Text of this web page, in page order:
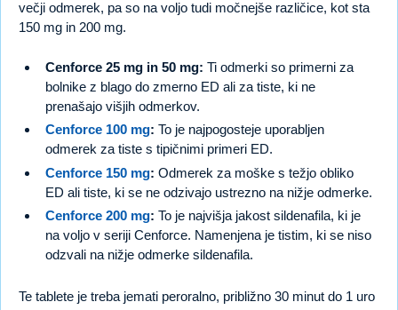
večji odmerek, pa so na voljo tudi močnejše različice, kot sta
150 mg in 200 mg.
Cenforce 25 mg in 50 mg: Ti odmerki so primerni za
bolnike z blago do zmerno ED ali za tiste, ki ne
prenašajo višjih odmerkov.
Cenforce 100 mg: To je najpogosteje uporabljen
odmerek za tiste s tipičnimi primeri ED.
Cenforce 150 mg: Odmerek za moške s težjo obliko
ED ali tiste, ki se ne odzivajo ustrezno na nižje odmerke.
Cenforce 200 mg: To je najvišja jakost sildenafila, ki je
na voljo v seriji Cenforce. Namenjena je tistim, ki se niso
odzvali na nižje odmerke sildenafila.
Te tablete je treba jemati peroralno, približno 30 minut do 1 uro